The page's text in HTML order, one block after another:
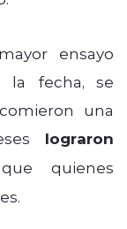
ensayo
la fecha, se
una
lograron
quienes